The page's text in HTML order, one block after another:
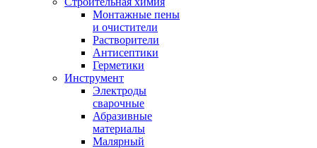
Монтажные пены
и очистители
Растворители
Антисептики
Герметики
Инструмент
Электроды
сварочные
Абразивные
материалы
Малярный